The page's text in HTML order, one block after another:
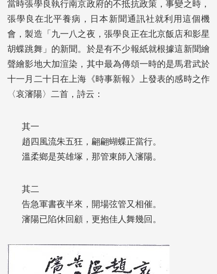
當時張學良執行南京政府的不抵抗政策，事變之時，
張學良在北平養病，日本新聞通訊社就利用這個機
會，製造「九一八之夜，張學良正在北京飯店和影星
胡蝶跳舞」的新聞。於是有不少報紙就根據這新聞繪
聲繪影地大加渲染，其中最為傳頌一時的是馬君武於
十一月二十日在上海《時事新報》上發表的感時之作
〈哀瀋陽〉二首，詩云：
其一
趙四風流朱五狂，翩翩蝴蝶正當行。
溫柔鄉是英雄塚，那管東師入瀋陽。
其二
告急軍書夜半來，開場弦管又相催。
瀋陽已陷休回顧，更抱佳人舞幾回。